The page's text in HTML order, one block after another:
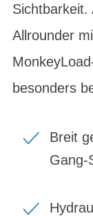
Sichtbarkeit.
Allrounder
besonders
Breit
Gang-